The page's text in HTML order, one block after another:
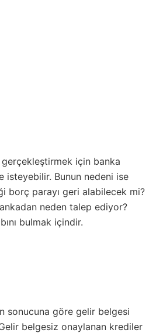
için banka
isteyebilir. Bunun nedeni ise
borç parayı geri alabilecek mi?
neden talep ediyor?
bulmak içindir.
sonucuna göre gelir belgesi
belgesiz onaylanan krediler